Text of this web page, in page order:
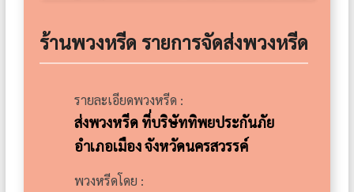
ร้านพวงหรีด รายการจัดส่งพวงหรีด
รายละเอียดพวงหรีด :
ส่งพวงหรีด ที่บริษัททิพยประกันภัย
อำเภอเมือง จังหวัดนครสวรรค์
พวงหรีดโดย :